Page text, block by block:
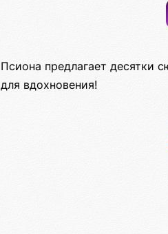
Псиона предлагает десятки
для вдохновения!